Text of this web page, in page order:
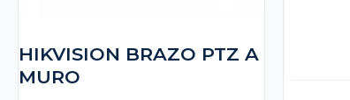
HIKVISION BRAZO PTZ A
MURO